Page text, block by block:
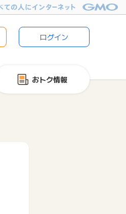
ログイン
おトク情報